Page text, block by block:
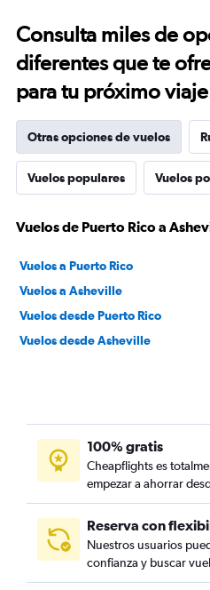
Consulta miles de
diferentes que te
para tu próximo viaje
Otras opciones de vuelos
Vuelos populares Vuelos
Vuelos de Puerto Rico a
Vuelos a Puerto Rico
Vuelos a Asheville
Vuelos desde Puerto Rico
Vuelos desde Asheville
100% gratis
Cheapflights es
empezar a ahorrar
Reserva con
Nuestros usuarios
confianza y buscar